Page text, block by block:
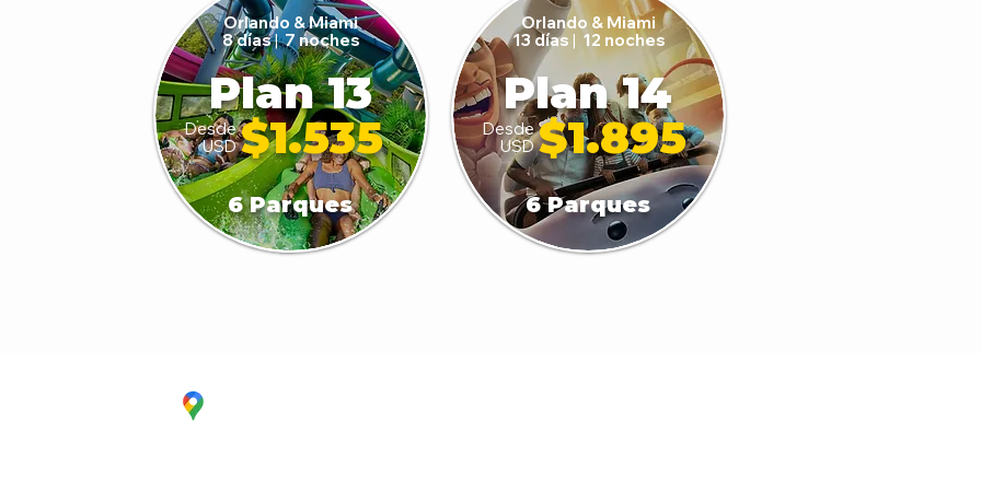
$1.535
Plan 13
Desde
USD
6 Parques
Orlando & Miami
8 días|7 noches
$1.895
Plan 14
Desde
USD
6 Parques
Orlando & Miami
13 días | 12 noches